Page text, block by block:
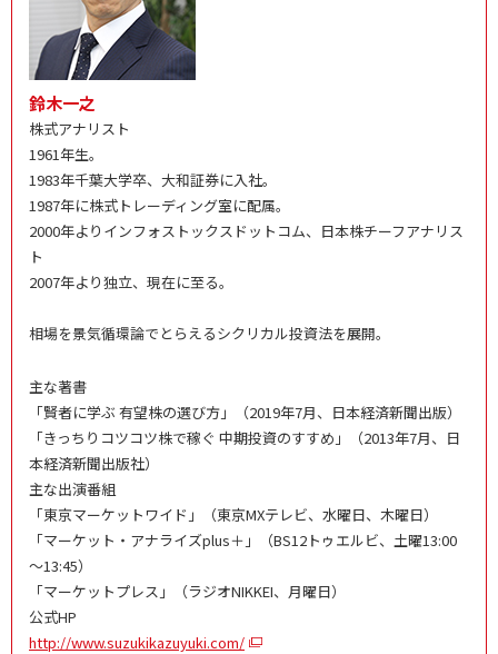
鈴木一之
株式アナリスト
1961年生。
1983年千葉大学卒、大和証券に入社。
1987年に株式トレーディング室に配属。
2000年よりインフォストックスドットコム、日本株チーフアナリス
ト
2007年より独立、現在に至る。
相場を景気循環論でとらえるシクリカル投資法を展開。
主な著書
「賢者に学ぶ 有望株の選び方」（2019年7月、日本経済新聞出版）
「きっちりコツコツ株で稼ぐ 中期投資のすすめ」（2013年7月、日
本経済新聞出版社）
主な出演番組
「東京マーケットワイド」（東京MXテレビ、水曜日、木曜日）
「マーケット・アナライズplus＋」（BS12トゥエルビ、土曜13:00
～13:45）
「マーケットプレス」（ラジオNIKKEI、月曜日）
公式HP
http://www.suzukikazuyuki.com/